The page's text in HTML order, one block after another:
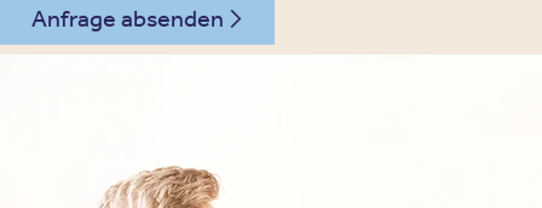
Anfrage absenden
Informationen